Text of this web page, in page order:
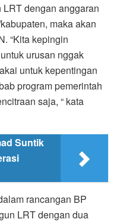
dengan anggaran
maka akan
“Kita kepingin
urusan nggak
untuk kepentingan
program pemerintah
saja, “ kata
Suntik
rancangan BP
LRT dengan dua